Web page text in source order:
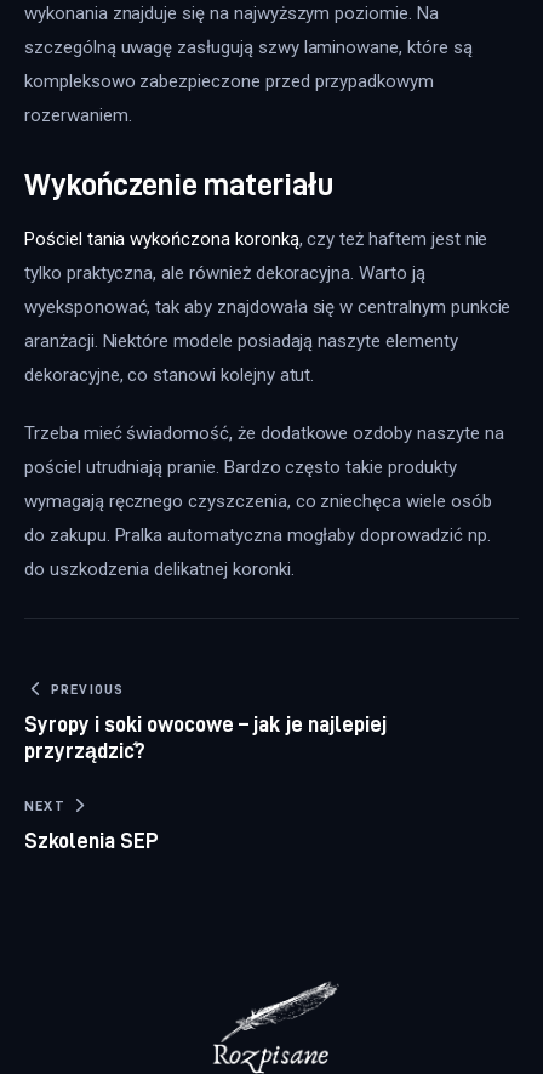
wykonania znajduje się na najwyższym poziomie. Na
szczególną uwagę zasługują szwy laminowane, które są
kompleksowo zabezpieczone przed przypadkowym
rozerwaniem.
Wykończenie materiału
Pościel tania wykończona koronką, czy też haftem jest nie
tylko praktyczna, ale również dekoracyjna. Warto ją
wyeksponować, tak aby znajdowała się w centralnym punkcie
aranżacji. Niektóre modele posiadają naszyte elementy
dekoracyjne, co stanowi kolejny atut.
Trzeba mieć świadomość, że dodatkowe ozdoby naszyte na
pościel utrudniają pranie. Bardzo często takie produkty
wymagają ręcznego czyszczenia, co zniechęca wiele osób
do zakupu. Pralka automatyczna mogłaby doprowadzić np.
do uszkodzenia delikatnej koronki.
Nawigacja wpisu
PREVIOUS
Syropy i soki owocowe – jak je najlepiej
przyrządzić?
NEXT
Szkolenia SEP